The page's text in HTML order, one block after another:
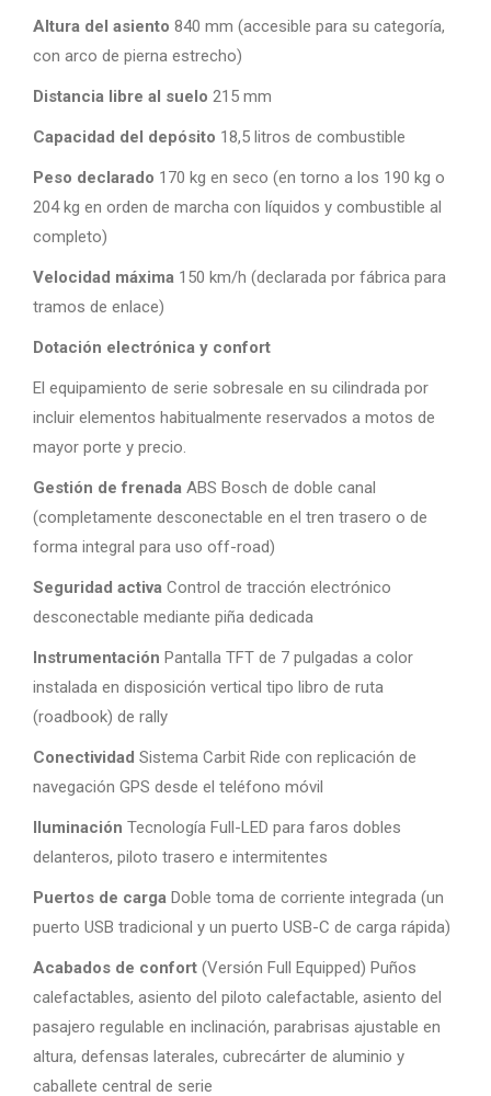
Altura del asiento 840 mm (accesible para su categoría,
con arco de pierna estrecho)
Distancia libre al suelo 215 mm
Capacidad del depósito 18,5 litros de combustible
Peso declarado 170 kg en seco (en torno a los 190 kg o
204 kg en orden de marcha con líquidos y combustible al
completo)
Velocidad máxima 150 km/h (declarada por fábrica para
tramos de enlace)
Dotación electrónica y confort
El equipamiento de serie sobresale en su cilindrada por
incluir elementos habitualmente reservados a motos de
mayor porte y precio.
Gestión de frenada ABS Bosch de doble canal
(completamente desconectable en el tren trasero o de
forma integral para uso off-road)
Seguridad activa Control de tracción electrónico
desconectable mediante piña dedicada
Instrumentación Pantalla TFT de 7 pulgadas a color
instalada en disposición vertical tipo libro de ruta
(roadbook) de rally
Conectividad Sistema Carbit Ride con replicación de
navegación GPS desde el teléfono móvil
Iluminación Tecnología Full-LED para faros dobles
delanteros, piloto trasero e intermitentes
Puertos de carga Doble toma de corriente integrada (un
puerto USB tradicional y un puerto USB-C de carga rápida)
Acabados de confort (Versión Full Equipped) Puños
calefactables, asiento del piloto calefactable, asiento del
pasajero regulable en inclinación, parabrisas ajustable en
altura, defensas laterales, cubrecárter de aluminio y
caballete central de serie